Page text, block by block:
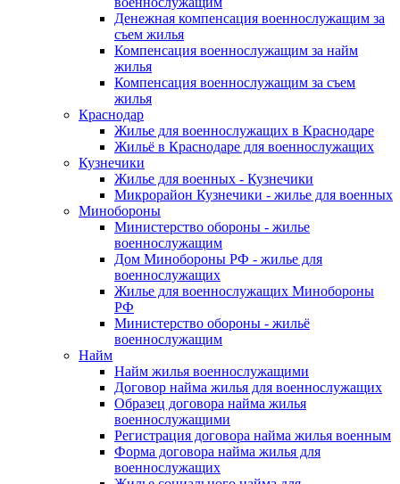
Денежная компенсация военнослужащим за
съем жилья
Компенсация военнослужащим за найм
жилья
Компенсация военнослужащим за съем
жилья
Краснодар
Жилье для военнослужащих в Краснодаре
Жильё в Краснодаре для военнослужащих
Кузнечики
Жилье для военных - Кузнечики
Микрорайон Кузнечики - жилье для военных
Минобороны
Министерство обороны - жилье
военнослужащим
Дом Минобороны РФ - жилье для
военнослужащих
Жилье для военнослужащих Минобороны
РФ
Министерство обороны - жильё
военнослужащим
Найм
Найм жилья военнослужащими
Договор найма жилья для военнослужащих
Образец договора найма жилья
военнослужащими
Регистрация договора найма жилья военным
Форма договора найма жилья для
военнослужащих